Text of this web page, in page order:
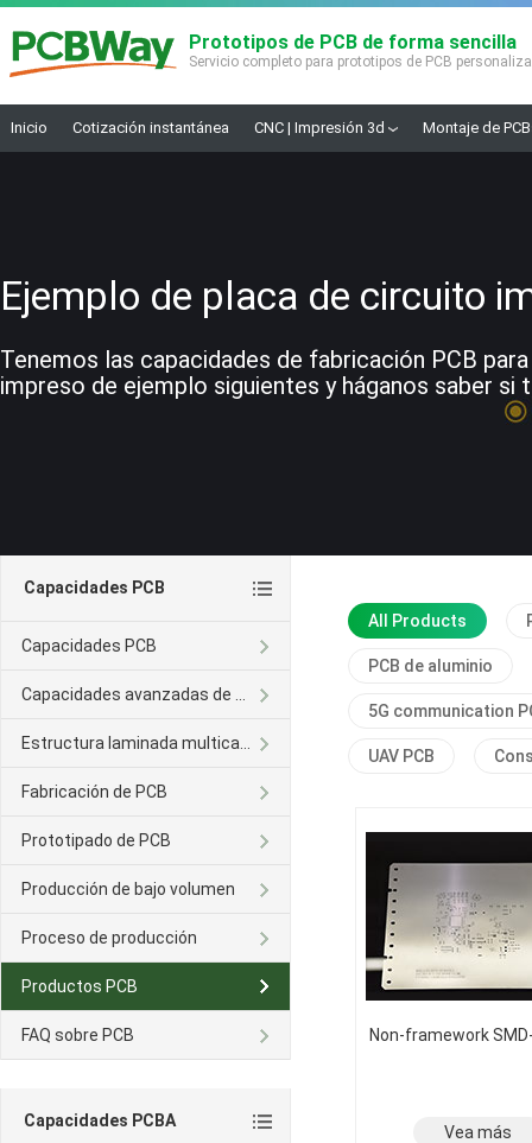
Prototipos de PCB de forma sencilla
Servicio completo para prototipos de PCB
Inicio Cotización instantánea CNC | Impresión 3d Montaje de
Ejemplo de placa de circuito
Tenemos las capacidades de fabricación PCB
impreso de ejemplo siguientes y háganos saber
All Products
PCB de aluminio
5G communication
UAV PCB
Non-framework
Vea más
Capacidades PCB
Capacidades PCB
Fabricación de PCB
Prototipado de PCB
Producción de bajo volumen
Proceso de producción
Productos PCB
FAQ sobre PCB
Capacidades PCBA